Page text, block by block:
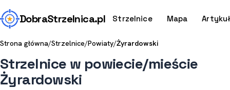
DobraStrzelnica.pl Strzelnice Mapa
Strona główna/Strzelnice/Powiaty/Żyrardowski
Strzelnice w powiecie/mieście
Żyrardowski